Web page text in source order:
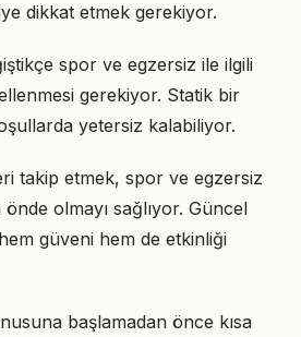
dikkat etmek gerekiyor.
spor ve egzersiz ile ilgili
gerekiyor. Statik bir
yetersiz kalabiliyor.
takip etmek, spor ve egzersiz
olmayı sağlıyor. Güncel
güveni hem de etkinliği
başlamadan önce kısa